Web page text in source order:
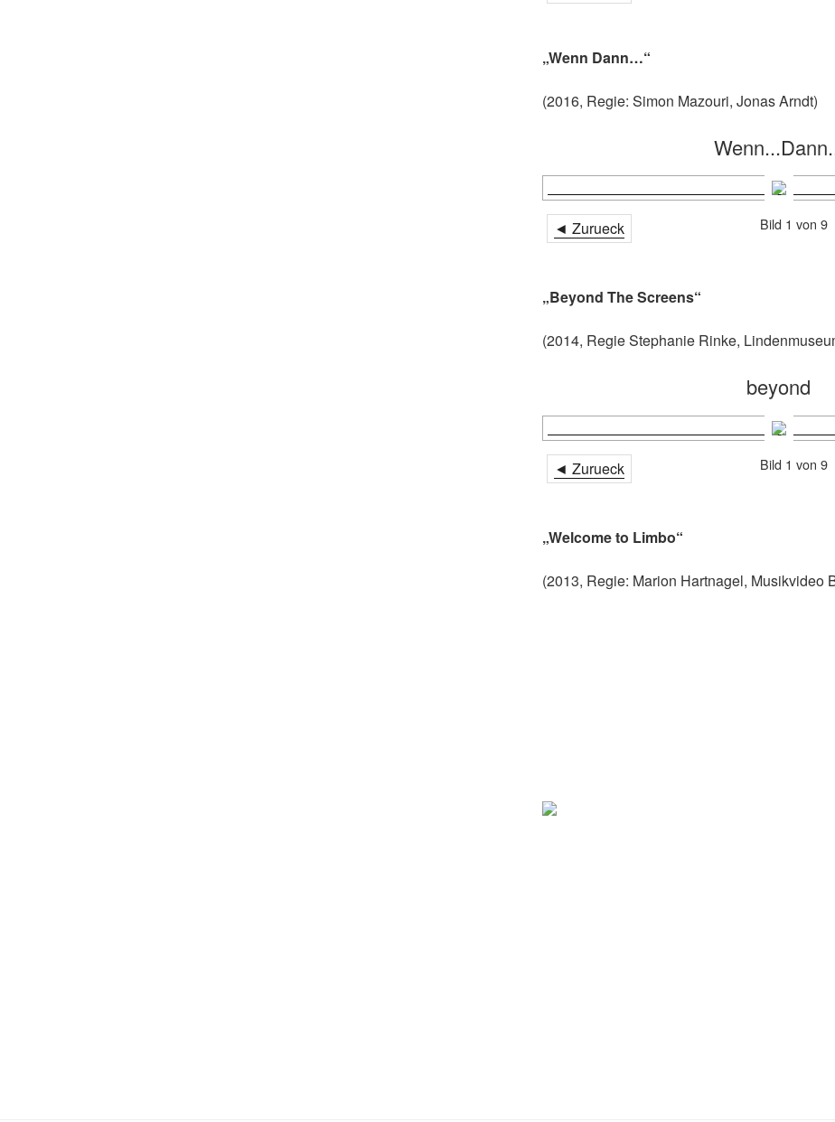
„Wenn Dann…“
(2016, Regie: Simon Mazouri, Jonas Arndt)
◄ Zurueck Bild 1 von 9
„Beyond The Screens“
(2014, Regie Stephanie Rinke,
beyond
◄ Zurueck Bild 1 von 9
„Welcome to Limbo“
(2013, Regie: Marion Hartnagel, Musikvideo